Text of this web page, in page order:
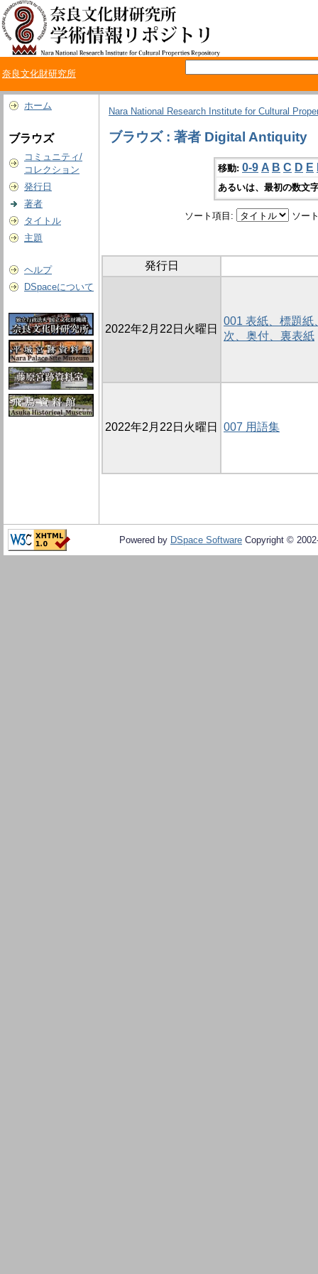
奈良文化財研究所
ホーム
ブラウズ
コミュニティ/
コレクション
発行日
著者
タイトル
主題
ヘルプ
DSpaceについて
Nara National Research Institute for Cultural
ブラウズ : 著者 Digital Antiquity
移動: 0-9 A B C D E
あるいは、最初の数文
ソート項目: ソー
発行日
2022年2月22日火曜日
001 表紙、標題紙
次、奥付、裏表紙
2022年2月22日火曜日 007 用語集
Powered by DSpace Software Copyright ©